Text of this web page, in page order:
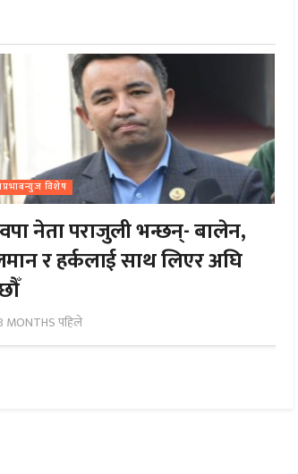
विशेष
नेता पराजुली भन्छन्- बालेन,
र हर्कलाई साथ लिएर अघि
MONTHS पहिले